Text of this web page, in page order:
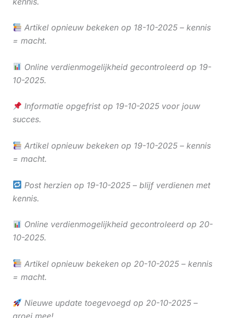
Artikel opnieuw bekeken op 18-10-2025 – kennis
= macht.
Online verdienmogelijkheid gecontroleerd op 19-
10-2025.
Informatie opgefrist op 19-10-2025 voor jouw
succes.
Artikel opnieuw bekeken op 19-10-2025 – kennis
= macht.
Post herzien op 19-10-2025 – blijf verdienen met
kennis.
Online verdienmogelijkheid gecontroleerd op 20-
10-2025.
Artikel opnieuw bekeken op 20-10-2025 – kennis
= macht.
Nieuwe update toegevoegd op 20-10-2025 –